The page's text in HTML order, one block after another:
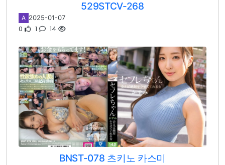
529STCV-268
A 2025-01-07
0 1 14
BNST-078 츠키노 카스미